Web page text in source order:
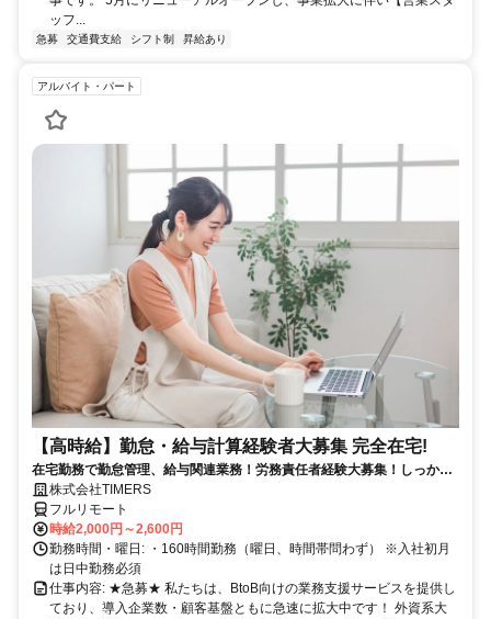
ッフ...
急募 交通費支給 シフト制 昇給あり
アルバイト・パート
【高時給】勤怠・給与計算経験者大募集 完全在宅!
在宅勤務で勤怠管理、給与関連業務！労務責任者経験大募集！しっかり
稼ぎたい方、注目！
株式会社TIMERS
フルリモート
時給2,000円～2,600円
勤務時間・曜日: ・160時間勤務（曜日、時間帯問わず） ※入社初月
は日中勤務必須
仕事内容: ★急募★ 私たちは、BtoB向けの業務支援サービスを提供し
ており、導入企業数・顧客基盤ともに急速に拡大中です！ 外資系大